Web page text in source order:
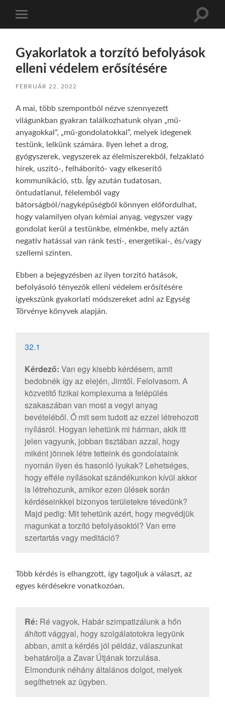
mobile
Toggle
Gyakorlatok a torzító befolyások
elleni védelem erősítésére
FEBRUÁR 22, 2022
A mai, több szempontból nézve szennyezett
világunkban gyakran találkozhatunk olyan „mű-
anyagokkal”, „mű-gondolatokkal”, melyek idegenek
testünk, lelkünk számára. Ilyen lehet a drog,
gyógyszerek, vegyszerek az élelmiszerekből, felzaklató
hírek, uszító-, felháborító- vagy elkeserítő
kommunikáció, stb. Így azután tudatosan,
öntudatlanul, félelemből vagy
bátorságból/nagyképűségből könnyen előfordulhat,
hogy valamilyen olyan kémiai anyag, vegyszer vagy
gondolat kerül a testünkbe, elménkbe, mely aztán
negatív hatással van ránk testi-, energetikai-, és/vagy
szellemi szinten.
Ebben a bejegyzésben az ilyen torzító hatások,
befolyásoló tényezők elleni védelem erősítésére
igyekszünk gyakorlati módszereket adni az Egység
Törvénye könyvek alapján.
32.1
Kérdező: Van egy kisebb kérdésem, amit
bedobnék így az elején, Jimtől. Felolvasom. A
közvetítő fizikai komplexuma a felépülés
szakaszában van most a vegyi anyag
bevételéből. Ő mit sem tudott az ezzel létrehozott
nyílásról. Hogyan lehetünk mi hárman, akik itt
jelen vagyunk, jobban tisztában azzal, hogy
miként jönnek létre tetteink és gondolataink
nyomán ilyen és hasonló lyukak? Lehetséges,
hogy efféle nyílásokat szándékunkon kívül akkor
is létrehozunk, amikor ezen ülések során
kérdéseinkkel bizonyos területekre tévedünk?
Majd pedig: Mit tehetünk azért, hogy megvédjük
magunkat a torzító befolyásoktól? Van erre
szertartás vagy meditáció?
Több kérdés is elhangzott, így tagoljuk a választ, az
egyes kérdésekre vonatkozóan.
Ré: Ré vagyok. Habár szimpatizálunk a hőn
áhított vággyal, hogy szolgálatotokra legyünk
abban, amit a kérdés jól példáz, válaszunkat
behatárolja a Zavar Útjának torzulása.
Elmondunk néhány általános dolgot, melyek
segíthetnek az ügyben.